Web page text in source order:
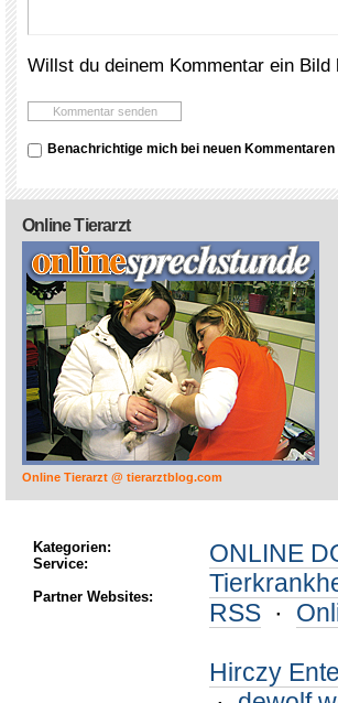
Willst du deinem Kommentar ein
Benachrichtige mich bei neuen Kommentaren
Online Tierarzt
Online Tierarzt @ tierarztblog.com
Kategorien:
Service:
Partner Websites:
ONLINE
RSS ·
Hirczy